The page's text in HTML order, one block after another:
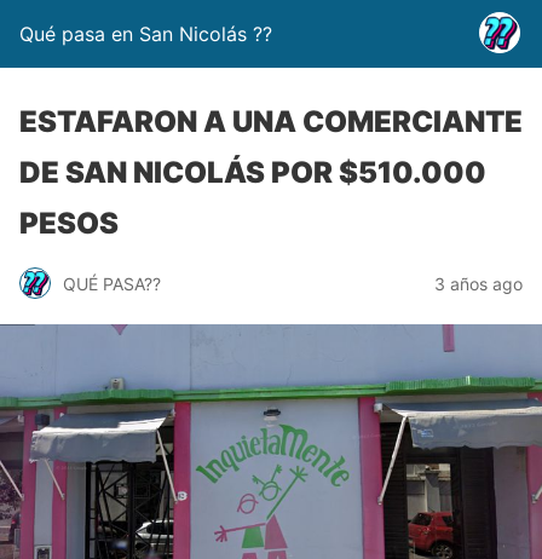
Qué pasa en San Nicolás ??
ESTAFARON A UNA COMERCIANTE
DE SAN NICOLÁS POR $510.000
PESOS
QUÉ PASA?? 3 años ago